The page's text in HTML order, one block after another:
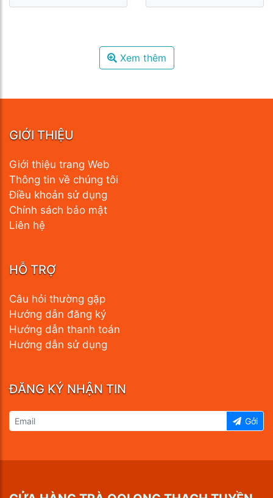
Xem thêm
GIỚI THIỆU
Giới thiệu trang Web
Thông tin về chúng tôi
Điều khoản sử dụng
Chính sách bảo mật
Liên hệ
HỖ TRỢ
Câu hỏi thường gặp
Hướng dẫn đăng ký
Hướng dẫn thanh toán
Hướng dẫn sử dụng
ĐĂNG KÝ NHẬN TIN
Gởi